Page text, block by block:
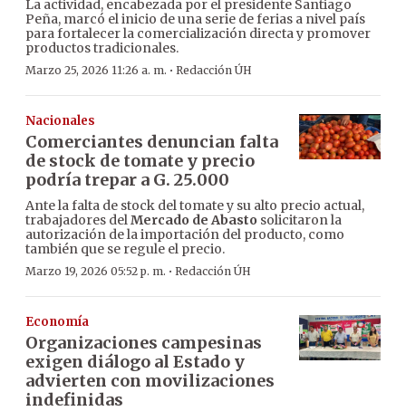
La actividad, encabezada por el presidente Santiago
Peña, marcó el inicio de una serie de ferias a nivel país
para fortalecer la comercialización directa y promover
productos tradicionales.
Marzo 25, 2026 11:26 a. m. · Redacción ÚH
Nacionales
Comerciantes denuncian falta
de stock de tomate y precio
podría trepar a G. 25.000
Ante la falta de stock del tomate y su alto precio actual,
trabajadores delMercado de Abasto solicitaron la
autorización de la importación del producto, como
también que se regule el precio.
Marzo 19, 2026 05:52 p. m. · Redacción ÚH
Economía
Organizaciones campesinas
exigen diálogo al Estado y
advierten con movilizaciones
indefinidas